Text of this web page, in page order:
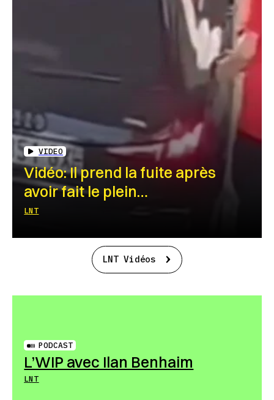
VIDEO
Vidéo: Il prend la fuite après
avoir fait le plein…
LNT
LNT Vidéos
PODCAST
L’WIP avec Ilan Benhaim
LNT